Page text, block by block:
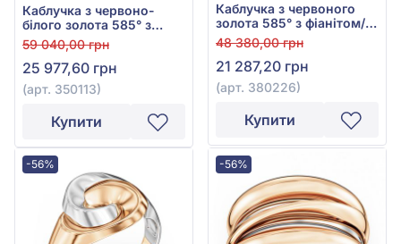
Каблучка з червоно-
білого золота 585° з
фіанітом/куб.цирконієм,
арт. 350113
59 040,00 грн
25 977,60 грн
(арт. 350113)
Купити
Каблучка з червоного
золота 585° з фіанітом/
куб.цирконієм та
перлами, арт. 380226
48 380,00 грн
21 287,20 грн
(арт. 380226)
Купити
-56% -56%